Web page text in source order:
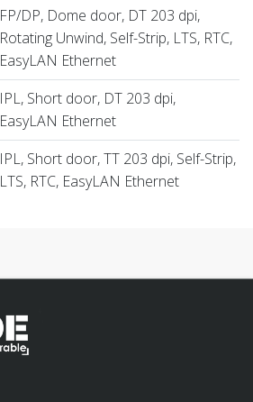
FP/DP, Dome door, DT 203 dpi,
Rotating Unwind, Self-Strip, LTS, RTC,
EasyLAN Ethernet
IPL, Short door, DT 203 dpi,
EasyLAN Ethernet
IPL, Short door, TT 203 dpi, Self-Strip,
LTS, RTC, EasyLAN Ethernet